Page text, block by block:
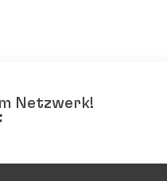
Netzwerk!